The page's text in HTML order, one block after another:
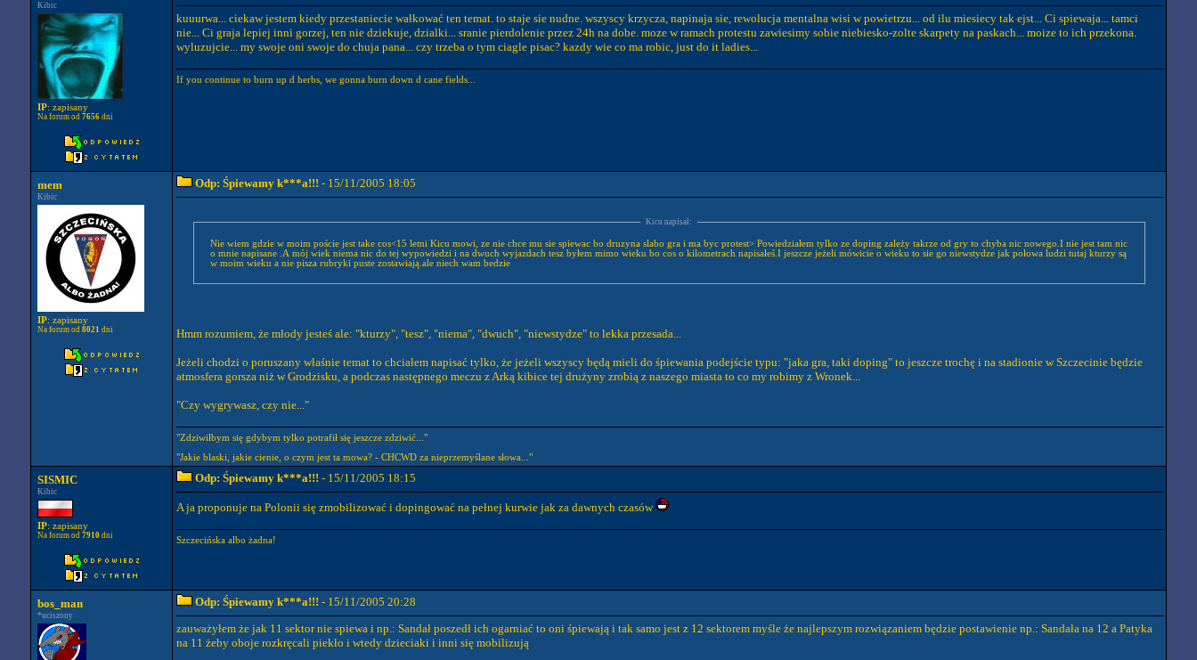
Kibic
IP: zapisany
Na forum od 7656 dni
kuuurwa... ciekaw jestem kiedy przestaniecie wałkować ten temat. to staje sie nudne. wszyscy krzycza, napinaja sie, rewolucja mentalna wisi w powietrzu... od ilu miesiecy tak ejst... Ci spiewaja... tamci
nie... Ci graja lepiej inni gorzej, ten nie dziekuje, dzialki... sranie pierdolenie przez 24h na dobe. moze w ramach protestu zawiesimy sobie niebiesko-zolte skarpety na paskach... moize to ich przekona.
wyluzujcie... my swoje oni swoje do chuja pana... czy trzeba o tym ciagle pisac? kazdy wie co ma robic, just do it ladies...
If you continue to burn up d herbs, we gonna burn down d cane fields...
mem
Kibic
IP: zapisany
Na forum od 8021 dni
Odp: Śpiewamy k***a!!! - 15/11/2005 18:05
Kicu napisał:
Nie wiem gdzie w moim poście jest take cos<15 letni Kicu mowi, ze nie chce mu sie spiewac bo druzyna slabo gra i ma byc protest> Powiedziałem tylko ze doping zależy takrze od gry to chyba nic nowego.I nie jest tam nic
o mnie napisane .A mój wiek niema nic do tej wypowiedzi i na dwuch wyjazdach tesz byłem mimo wieku bo cos o kilometrach napisałeś.I jeszcze jeżeli mówicie o wieku to sie go niewstydze jak połowa ludzi tutaj kturzy są
w moim wieku a nie pisza rubryki puste zostawiają.ale niech wam bedzie
Hmm rozumiem, że młody jesteś ale: "kturzy", "tesz", "niema", "dwuch", "niewstydze" to lekka przesada...
Jeżeli chodzi o poruszany właśnie temat to chciałem napisać tylko, że jeżeli wszyscy będą mieli do śpiewania podejście typu: "jaka gra, taki doping" to jeszcze trochę i na stadionie w Szczecinie będzie
atmosfera gorsza niż w Grodzisku, a podczas następnego meczu z Arką kibice tej drużyny zrobią z naszego miasta to co my robimy z Wronek...
"Czy wygrywasz, czy nie..."
"Zdziwiłbym się gdybym tylko potrafił się jeszcze zdziwić..."
"Jakie blaski, jakie cienie, o czym jest ta mowa? - CHCWD za nieprzemyślane słowa..."
SISMIC
Kibic
IP: zapisany
Na forum od 7910 dni
Odp: Śpiewamy k***a!!! - 15/11/2005 18:15
A ja proponuje na Polonii się zmobilizować i dopingować na pełnej kurwie jak za dawnych czasów
Szczecińska albo żadna!
bos_man
*uciszony
Odp: Śpiewamy k***a!!! - 15/11/2005 20:28
zauważyłem że jak 11 sektor nie spiewa i np.: Sandał poszedł ich ogarniać to oni śpiewają i tak samo jest z 12 sektorem myśle że najlepszym rozwiązaniem będzie postawienie np.: Sandała na 12 a Patyka
na 11 żeby oboje rozkręcali piekło i wtedy dzieciaki i inni się mobilizują